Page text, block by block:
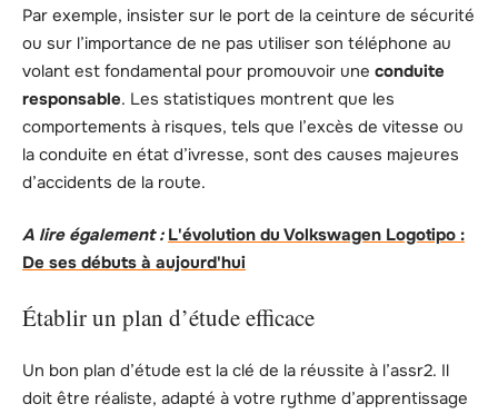
Par exemple, insister sur le port de la ceinture de sécurité
ou sur l’importance de ne pas utiliser son téléphone au
volant est fondamental pour promouvoir une conduite
responsable. Les statistiques montrent que les
comportements à risques, tels que l’excès de vitesse ou
la conduite en état d’ivresse, sont des causes majeures
d’accidents de la route.
A lire également : L'évolution du Volkswagen Logotipo :
De ses débuts à aujourd'hui
Établir un plan d’étude efficace
Un bon plan d’étude est la clé de la réussite à l’assr2. Il
doit être réaliste, adapté à votre rythme d’apprentissage